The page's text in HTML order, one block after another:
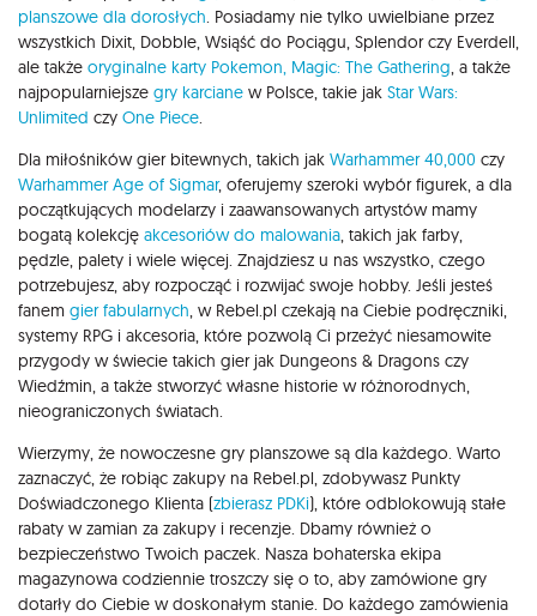
planszowe dla dorosłych . Posiadamy nie tylko uwielbiane przez
wszystkich Dixit, Dobble, Wsiąść do Pociągu, Splendor czy Everdell,
ale także oryginalne karty Pokemon, Magic: The Gathering , a także
najpopularniejsze gry karciane w Polsce, takie jak Star Wars:
Unlimited czy One Piece
Dla miłośników gier bitewnych, takich jak Warhammer 40,000 czy
Warhammer Age of Sigmar, oferujemy szeroki wybór figurek, a dla
początkujących modelarzy i zaawansowanych artystów mamy
bogatą kolekcję akcesoriów do malowania , takich jak farby,
pędzle, palety i wiele więcej. Znajdziesz u nas wszystko, czego
potrzebujesz, aby rozpocząć i rozwijać swoje hobby. Jeśli jesteś
fanem gier fabularnych , w Rebel.pl czekają na Ciebie podręczniki,
systemy RPG i akcesoria, które pozwolą Ci przeżyć niesamowite
przygody w świecie takich gier jak Dungeons & Dragons czy
Wiedźmin, a także stworzyć własne historie w różnorodnych,
nieograniczonych światach.
Wierzymy, że nowoczesne gry planszowe są dla każdego. Warto
zaznaczyć, że robiąc zakupy na Rebel.pl, zdobywasz Punkty
Doświadczonego Klienta (zbierasz PDKi), które odblokowują stałe
rabaty w zamian za zakupy i recenzje. Dbamy również o
bezpieczeństwo Twoich paczek. Nasza bohaterska ekipa
magazynowa codziennie troszczy się o to, aby zamówione gry
dotarły do Ciebie w doskonałym stanie. Do każdego zamówienia